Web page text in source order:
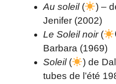
Au soleil(
) –
Jenifer (2002)
Le Soleil noir(
Barbara (1969)
Soleil(
) de
tubes de l’été